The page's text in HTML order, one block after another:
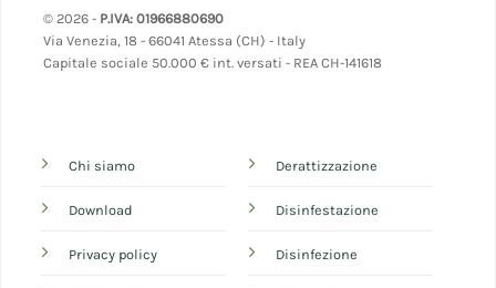
© 2026 - P.IVA: 01966880690
Via Venezia, 18 - 66041 Atessa (CH) - Italy
Capitale sociale 50.000 € int. versati - REA CH-141618
Chi siamo
Download
Privacy policy
Derattizzazione
Disinfestazione
Disinfezione